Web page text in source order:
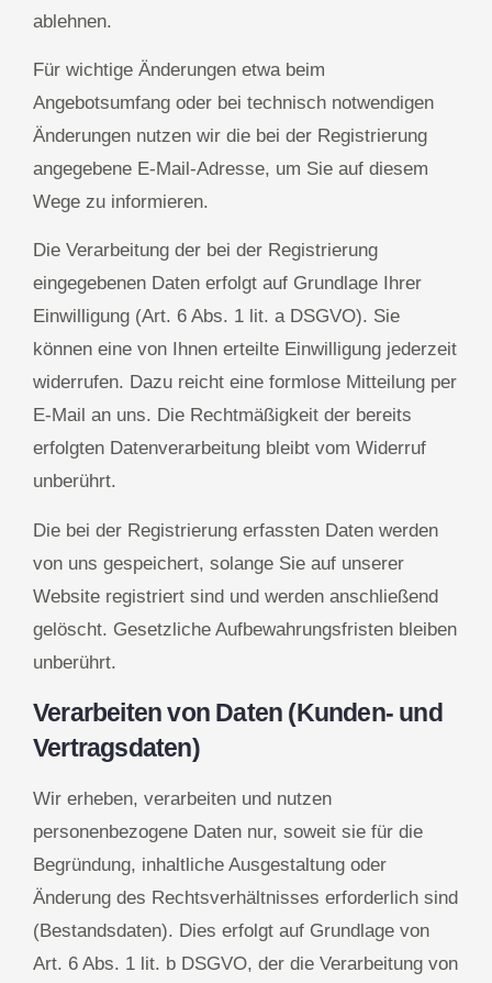
ablehnen.
Für wichtige Änderungen etwa beim
Angebotsumfang oder bei technisch notwendigen
Änderungen nutzen wir die bei der Registrierung
angegebene E-Mail-Adresse, um Sie auf diesem
Wege zu informieren.
Die Verarbeitung der bei der Registrierung
eingegebenen Daten erfolgt auf Grundlage Ihrer
Einwilligung (Art. 6 Abs. 1 lit. a DSGVO). Sie
können eine von Ihnen erteilte Einwilligung jederzeit
widerrufen. Dazu reicht eine formlose Mitteilung per
E-Mail an uns. Die Rechtmäßigkeit der bereits
erfolgten Datenverarbeitung bleibt vom Widerruf
unberührt.
Die bei der Registrierung erfassten Daten werden
von uns gespeichert, solange Sie auf unserer
Website registriert sind und werden anschließend
gelöscht. Gesetzliche Aufbewahrungsfristen bleiben
unberührt.
Verarbeiten von Daten (Kunden- und
Vertragsdaten)
Wir erheben, verarbeiten und nutzen
personenbezogene Daten nur, soweit sie für die
Begründung, inhaltliche Ausgestaltung oder
Änderung des Rechtsverhältnisses erforderlich sind
(Bestandsdaten). Dies erfolgt auf Grundlage von
Art. 6 Abs. 1 lit. b DSGVO, der die Verarbeitung von